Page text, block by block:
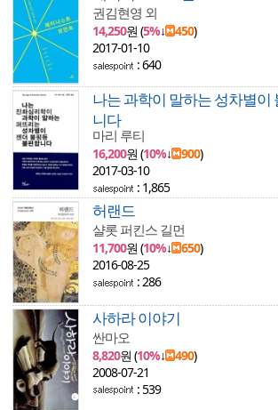
권김현영 외
14,250원 (5%↓ 450)
2017-01-10
: 640
나는 과학이 말하는 성차별이
니다
마리 루티
16,200원 (10%↓ 900)
2017-03-10
: 1,865
허랜드
샬롯 퍼킨스 길먼
11,700원 (10%↓ 650)
2016-08-25
: 286
사하라 이야기
싼마오
8,820원 (10%↓ 490)
2008-07-21
: 539